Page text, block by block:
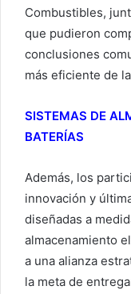
Combustibles,
que pudieron
conclusiones
más eficiente de
SISTEMAS DE
BATERÍAS
Además, los
innovación y
diseñadas a
almacenamiento
a una alianza
la meta de